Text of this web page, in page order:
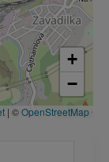
+
−
| ©OpenStreetMap